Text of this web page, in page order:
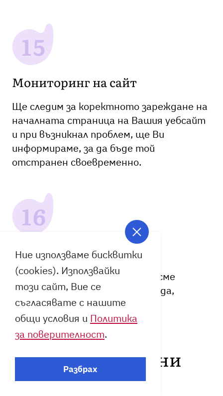
Мониторинг на сайт
Ще следим за коректното зареждане на
началната страница на Вашия уебсайт
и при възникнал проблем, ще Ви
информираме, за да бъде той
отстранен своевременно.
Друго?
За всичко останало, което не сме
описали по-горе, но имате нужда,
свържете се с нас.
Често задавани
въпроси
Ние използваме бисквитки
(cookies). Използвайки
този сайт, Вие се
съгласявате с нашите
общи условия и Политика
за поверителност.
Разбрах